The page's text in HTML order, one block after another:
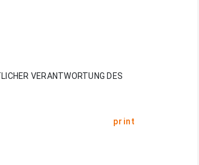
VERANTWORTUNG DES
print